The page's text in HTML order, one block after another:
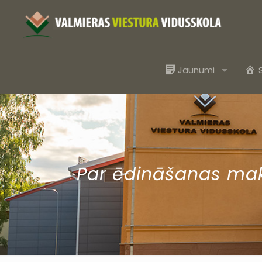
Jaunumi
Par ēdināšanas